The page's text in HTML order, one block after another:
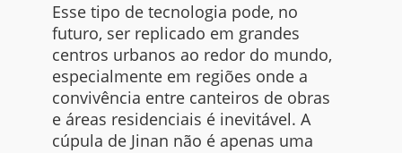
Esse tipo de tecnologia pode, no
futuro, ser replicado em grandes
centros urbanos ao redor do mundo,
especialmente em regiões onde a
convivência entre canteiros de obras
e áreas residenciais é inevitável. A
cúpula de Jinan não é apenas uma